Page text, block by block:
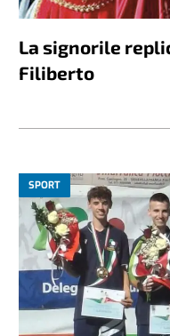
La signorile
Filiberto
SPORT